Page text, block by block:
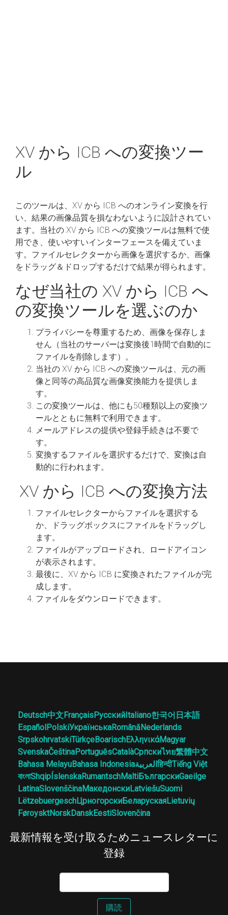
XV から ICB への変換ツー
ル
このツールは、XV から ICB へのオンライン変換を行
い、結果の画像品質を損なわないように設計されてい
ます。当社の XV から ICB への変換ツールは無料で使
用でき、使いやすいインターフェースを備えていま
す。ファイルセレクターから画像を選択するか、画像
をドラッグ＆ドロップするだけで結果が得られます。
なぜ当社の XV から ICB へ
の変換ツールを選ぶのか
プライバシーを尊重するため、画像を保存しま
せん（当社のサーバーは変換後1時間で自動的に
ファイルを削除します）。
当社の XV から ICB への変換ツールは、元の画
像と同等の高品質な画像変換能力を提供しま
す。
この変換ツールは、他にも50種類以上の変換ツ
ールとともに無料で利用できます。
メールアドレスの提供や登録手続きは不要で
す。
変換するファイルを選択するだけで、変換は自
動的に行われます。
XV から ICB への変換方法
ファイルセレクターからファイルを選択する
か、ドラッグボックスにファイルをドラッグし
ます。
ファイルがアップロードされ、ロードアイコン
が表示されます。
最後に、XV から ICB に変換されたファイルが完
成します。
ファイルをダウンロードできます。
Deutsch中文FrançaisРусскийItaliano한국어 日本語
EspañolPolskiУкраїнськаRomânăNederlands
SrpskohrvatskiTürkçeBoarischΕλληνικάMagyar
SvenskaČeštinaPortuguêsCatalàСрпскиไทย繁體中文
Bahasa MelayuBahasa Indonesiaالعربيةहिन्दीTiếng Việt
বাংলাShqipÍslenskaRumantschMaltiБългарскиGaeilge
LatinaSlovenščinaМакедонскиLatviešuSuomi
LëtzebuergeschЦрногорскиБеларускаяLietuvių
FøroysktNorskDanskEestiSlovenčina
最新情報を受け取るためニュースレターに
登録
購読